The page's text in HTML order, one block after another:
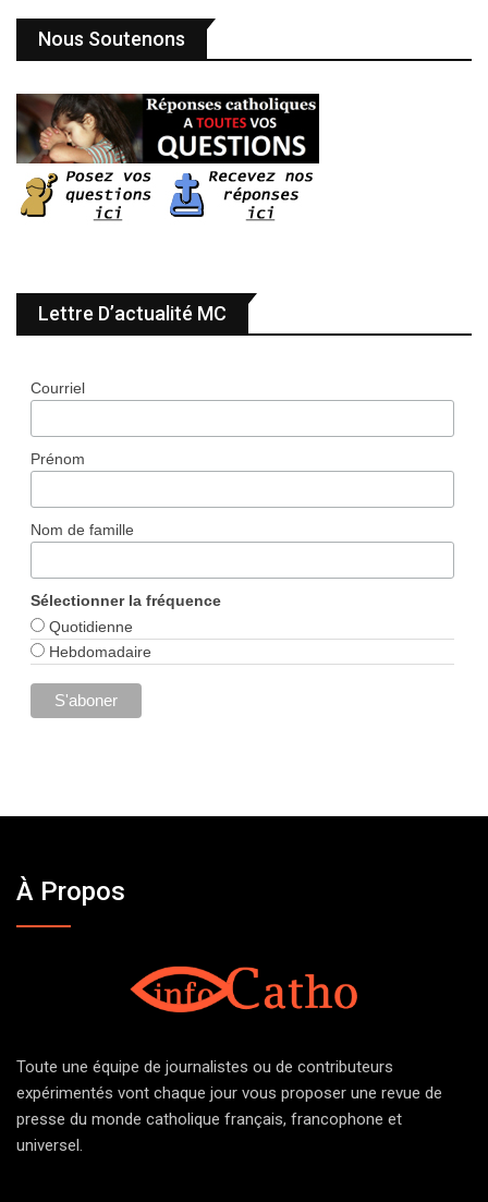
Nous Soutenons
Lettre D’actualité MC
Courriel
Prénom
Nom de famille
Sélectionner la fréquence
Quotidienne
Hebdomadaire
À Propos
Toute une équipe de journalistes ou de contributeurs
expérimentés vont chaque jour vous proposer une revue de
presse du monde catholique français, francophone et
universel.